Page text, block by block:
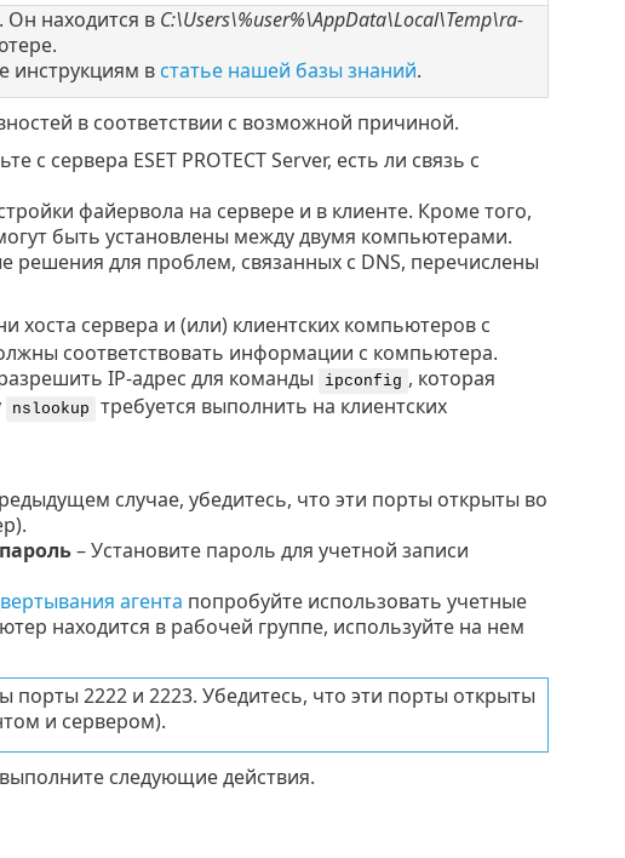
Он находится в C:\Users\%user%\AppData\Local\Temp\ra-
инструкциям в статье нашей базы знаний.
в соответствии с возможной причиной.
с сервера ESET PROTECT Server, есть ли связь с
файервола на сервере и в клиенте. Кроме того,
быть установлены между двумя компьютерами.
решения для проблем, связанных с DNS, перечислены
хоста сервера и (или) клиентских компьютеров с
соответствовать информации с компьютера.
IP-адрес для команды ipconfig , которая
nslookup
требуется выполнить на клиентских
случае, убедитесь, что эти порты открыты во
– Установите пароль для учетной записи
агента попробуйте использовать учетные
находится в рабочей группе, используйте на нем
2222 и 2223. Убедитесь, что эти порты открыты
и сервером).
следующие действия.